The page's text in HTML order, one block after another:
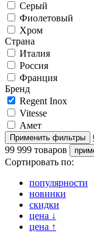
Серый
Фиолетовый
Хром
Страна
Италия
Россия
Франция
Бренд
Regent Inox
Vitesse
Амет
99 999 товаров
Сортировать по:
популярности
новинки
скидки
цена ↓
цена ↑